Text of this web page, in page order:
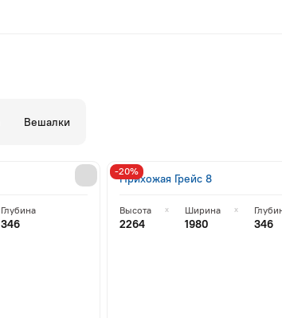
Вешалки
Глубина
346
Прихожая Грейс 8
Высота
2264
Ширина
1980 346
-20%